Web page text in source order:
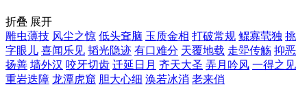
折叠 展开
雕虫薄技 风尘之惊 低头耷脑 玉质金相 打破常规 鳏寡茕独 挑
字眼儿 喜闻乐见 韬光隐迹 有口难分 天覆地载 走斝传觞 抑恶
扬善 墙外汉 咬牙切齿 迁延日月 齐天大圣 弄月吟风 一得之见
重岩迭障 龙潭虎窟 胆大心细 涣若冰消 老来俏